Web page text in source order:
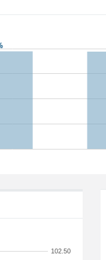
102.50